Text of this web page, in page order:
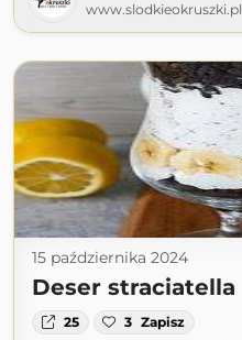
www.slodkieokruszki.pl
15 października 2024
Deser straciatella
25 3 Zapisz